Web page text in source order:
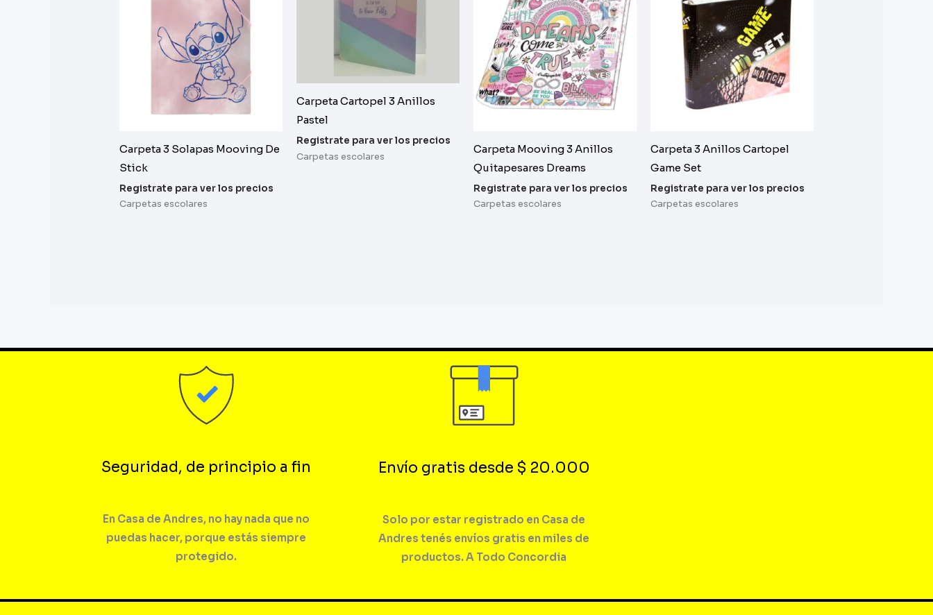
Carpeta 3 Solapas Mooving De
Stick
Registrate para ver los precios
Carpetas escolares
Carpeta Cartopel 3 Anillos
Pastel
Registrate para ver los precios
Carpetas escolares
Carpeta Mooving 3 Anillos
Quitapesares Dreams
Registrate para ver los precios
Carpetas escolares
Carpeta 3 Anillos Cartopel
Game Set
Registrate para ver los precios
Carpetas escolares
Seguridad, de principio a fin
En Casa de Andres, no hay nada que no
puedas hacer, porque estás siempre
protegido.
Envío gratis desde $ 20.000
Solo por estar registrado en Casa de
Andres tenés envíos gratis en miles de
productos. A Todo Concordia